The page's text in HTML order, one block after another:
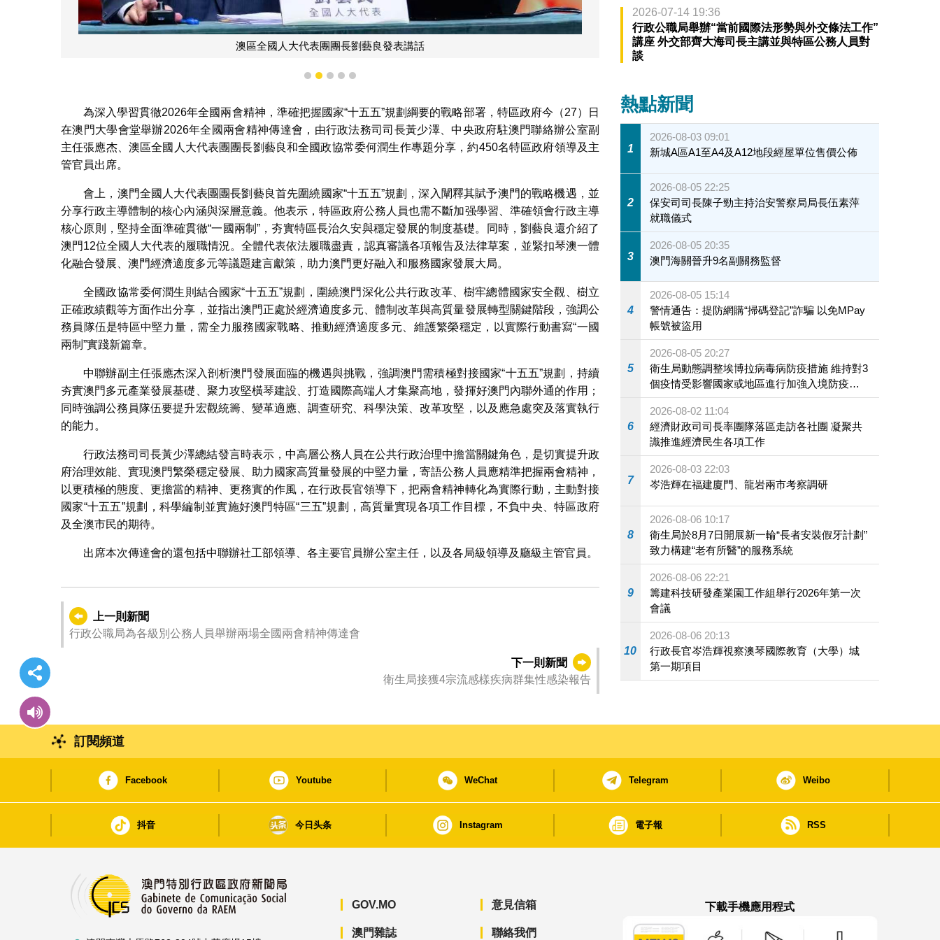
澳區全國人大代表團團長劉藝良發表講話
1 2 3 4 5
為深入學習貫徹2026年全國兩會精神，準確把握國家“十五五”規劃綱要的戰略部署，特區政府今（27）日
在澳門大學會堂舉辦2026年全國兩會精神傳達會，由行政法務司司長黃少澤、中央政府駐澳門聯絡辦公室副
主任張應杰、澳區全國人大代表團團長劉藝良和全國政協常委何潤生作專題分享，約450名特區政府領導及主
管官員出席。
會上，澳門全國人大代表團團長劉藝良首先圍繞國家“十五五”規劃，深入闡釋其賦予澳門的戰略機遇，並
分享行政主導體制的核心內涵與深層意義。他表示，特區政府公務人員也需不斷加强學習、準確領會行政主導
核心原則，堅持全面準確貫徹“一國兩制”，夯實特區長治久安與穩定發展的制度基礎。同時，劉藝良還介紹了
澳門12位全國人大代表的履職情況。全體代表依法履職盡責，認真審議各項報告及法律草案，並緊扣琴澳一體
化融合發展、澳門經濟適度多元等議題建言獻策，助力澳門更好融入和服務國家發展大局。
全國政協常委何潤生則結合國家“十五五”規劃，圍繞澳門深化公共行政改革、樹牢總體國家安全觀、樹立
正確政績觀等方面作出分享，並指出澳門正處於經濟適度多元、體制改革與高質量發展轉型關鍵階段，強調公
務員隊伍是特區中堅力量，需全力服務國家戰略、推動經濟適度多元、維護繁榮穩定，以實際行動書寫“一國
兩制”實踐新篇章。
中聯辦副主任張應杰深入剖析澳門發展面臨的機遇與挑戰，強調澳門需積極對接國家“十五五”規劃，持續
夯實澳門多元產業發展基礎、聚力攻堅橫琴建設、打造國際高端人才集聚高地，發揮好澳門內聯外通的作用；
同時強調公務員隊伍要提升宏觀統籌、變革適應、調查研究、科學決策、改革攻堅，以及應急處突及落實執行
的能力。
行政法務司司長黃少澤總結發言時表示，中高層公務人員在公共行政治理中擔當關鍵角色，是切實提升政
府治理效能、實現澳門繁榮穩定發展、助力國家高質量發展的中堅力量，寄語公務人員應精準把握兩會精神，
以更積極的態度、更擔當的精神、更務實的作風，在行政長官領導下，把兩會精神轉化為實際行動，主動對接
國家“十五五”規劃，科學編制並實施好澳門特區“三五”規劃，高質量實現各項工作目標，不負中央、特區政府
及全澳市民的期待。
出席本次傳達會的還包括中聯辦社工部領導、各主要官員辦公室主任，以及各局級領導及廳級主管官員。
上一則新聞
行政公職局為各級別公務人員舉辦兩場全國兩會精神傳達會
下一則新聞
衛生局接獲4宗流感樣疾病群集性感染報告
2026-07-14 19:36
行政公職局舉辦“當前國際法形勢與外交條法工作”
講座 外交部齊大海司長主講並與特區公務人員對
談
熱點新聞
1
2026-08-03 09:01
新城A區A1至A4及A12地段經屋單位售價公佈
2
2026-08-05 22:25
保安司司長陳子勁主持治安警察局局長伍素萍
就職儀式
3
2026-08-05 20:35
澳門海關晉升9名副關務監督
4
2026-08-05 15:14
警情通告：提防網購“掃碼登記”詐騙 以免MPay
帳號被盜用
5
2026-08-05 20:27
衛生局動態調整埃博拉病毒病防疫措施 維持對3
個疫情受影響國家或地區進行加強入境防疫措
施
6
2026-08-02 11:04
經濟財政司司長率團隊落區走訪各社團 凝聚共
識推進經濟民生各項工作
7
2026-08-03 22:03
岑浩輝在福建廈門、龍岩兩市考察調研
8
2026-08-06 10:17
衛生局於8月7日開展新一輪“長者安裝假牙計劃”
致力構建“老有所醫”的服務系統
9
2026-08-06 22:21
籌建科技研發產業園工作組舉行2026年第一次
會議
10
2026-08-06 20:13
行政長官岑浩輝視察澳琴國際教育（大學）城
第一期項目
訂閱頻道
Facebook Youtube WeChat Telegram Weibo
抖音 今日头条 Instagram 電子報 RSS
GOV.MO
澳門雜誌
意見信箱
聯絡我們
下載手機應用程式